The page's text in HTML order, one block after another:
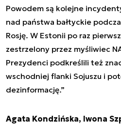
Powodem są kolejne
nad państwa bałtyckie
Rosję. W Estonii po raz
zestrzelony przez myśliwiec
Prezydenci podkreślili też
wschodniej flanki Sojuszu i
dezinformację.”
Agata Kondzińska, Iwona